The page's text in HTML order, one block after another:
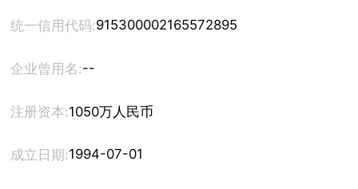
统一信用代码:915300002165572895
企业曾用名:--
注册资本:1050万人民币
成立日期:1994-07-01